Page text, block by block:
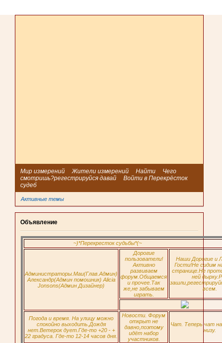
Мир измерений Жители измерений Найти
Чего
смотришь?регестрируйся давай
Войти в Перекрёсток
судеб
Активные темы
Объявление
~)*Перекресток судьбы*(~
Администраторы.Маи(Глав.Админ)
Александр(Админ помошник) Alicia
Jonsons(Админ Дизайнер)
Дорогие
пользователи!
Активно
развиваем
форум.Общаемся
и прочее.Так
же,не забываем
играть.
Наши Дорогие и
Гости!Не сидим
странице.Не
ней
всем.
Погода и время. На улицу можно
спокойно выходить.Дождя
нет.Ветерок дует.Где-то +20 - +
22 градуса. Где-то 12-14 часов дня.
Новости. Форум
открыт не
давно,поэтому
идёт набор
участников.
Чат. Теперь чат
низу.